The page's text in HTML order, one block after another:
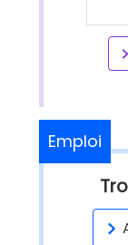
Emploi